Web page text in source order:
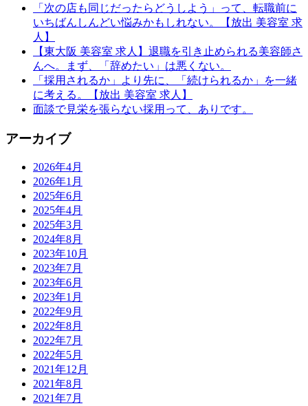
「次の店も同じだったらどうしよう」って、転職前に
いちばんしんどい悩みかもしれない。【放出 美容室 求
人】
【東大阪 美容室 求人】退職を引き止められる美容師さ
んへ。まず、「辞めたい」は悪くない。
「採用されるか」より先に、「続けられるか」を一緒
に考える。【放出 美容室 求人】
面談で見栄を張らない採用って、ありです。
アーカイブ
2026年4月
2026年1月
2025年6月
2025年4月
2025年3月
2024年8月
2023年10月
2023年7月
2023年6月
2023年1月
2022年9月
2022年8月
2022年7月
2022年5月
2021年12月
2021年8月
2021年7月